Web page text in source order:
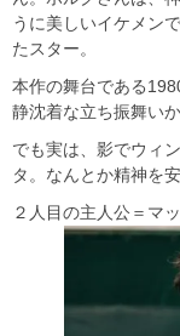
うに美しいイケメン
たスター。
本作の舞台である
静沈着な立ち振舞い
でも実は、影でウィ
タ。なんとか精神を
２人目の主人公＝マ